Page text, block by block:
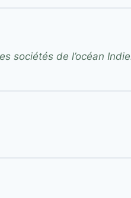
de l’océan